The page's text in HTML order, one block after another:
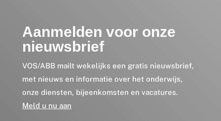
Aanmelden voor onze
nieuwsbrief
VOS/ABB mailt wekelijks een gratis nieuwsbrief,
met nieuws en informatie over het onderwijs,
onze diensten, bijeenkomsten en vacatures.
Meld u nu aan